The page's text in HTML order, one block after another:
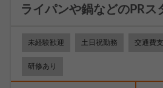
ライパンや鍋などのPRス
未経験歓迎 土日祝勤務 交通費
研修あり